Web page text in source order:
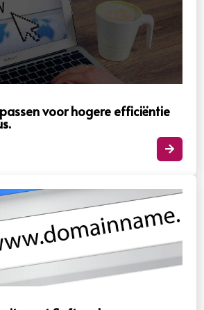
voor hogere efficiëntie
